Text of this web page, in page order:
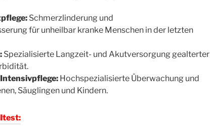
Schmerzlinderung und
für unheilbar kranke Menschen in der letzten
Spezialisierte Langzeit- und Akutversorgung gealterter
Hochspezialisierte Überwachung und
Säuglingen und Kindern.